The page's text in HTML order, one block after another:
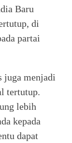
Baru
di
partai
juga menjadi
tertutup.
lebih
kepada
dapat